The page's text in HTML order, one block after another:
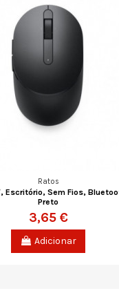
Ratos
Escritório, Sem Fios,
Preto
3,65 €
Adicionar